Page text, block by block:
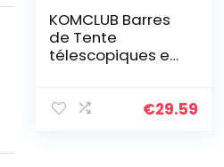
KOMCLUB Barres
de Tente
télescopiques en
et réglables
€29.59